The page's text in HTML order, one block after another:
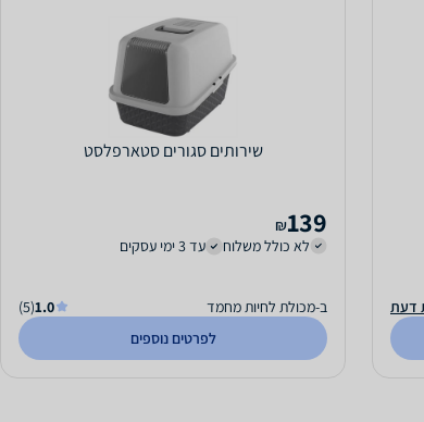
דעת
שירותים סגורים סטארפלסט
139
₪
לא כולל משלוח
עד 3 ימי עסקים
ב-מכולת לחיות מחמד 1.0
(5)
לפרטים נוספים